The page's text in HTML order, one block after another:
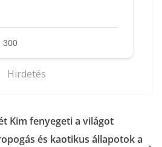
Hirdetés
Kim fenyegeti a világot
és kaotikus állapotok a